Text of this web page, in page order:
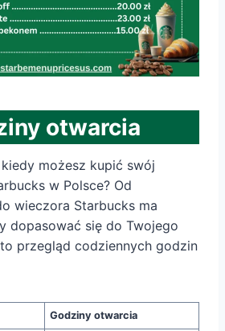
otwarcia
możesz kupić swój
w Polsce? Od
wieczora Starbucks ma
dopasować się do Twojego
przegląd codziennych godzin
Godziny otwarcia